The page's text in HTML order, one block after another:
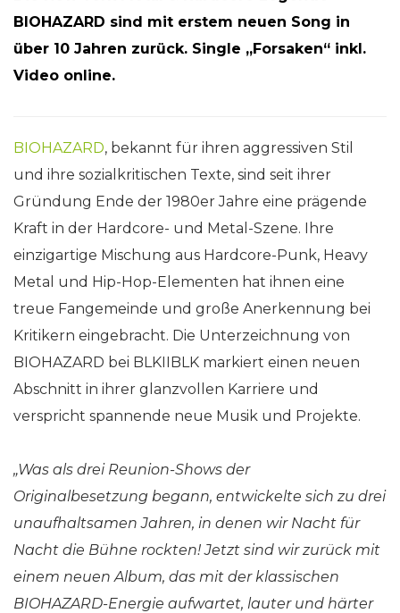
BIOHAZARD sind mit erstem neuen Song in
über 10 Jahren zurück. Single „Forsaken“ inkl.
Video online.
BIOHAZARD, bekannt für ihren aggressiven Stil
und ihre sozialkritischen Texte, sind seit ihrer
Gründung Ende der 1980er Jahre eine prägende
Kraft in der Hardcore- und Metal-Szene. Ihre
einzigartige Mischung aus Hardcore-Punk, Heavy
Metal und Hip-Hop-Elementen hat ihnen eine
treue Fangemeinde und große Anerkennung bei
Kritikern eingebracht. Die Unterzeichnung von
BIOHAZARD bei BLKIIBLK markiert einen neuen
Abschnitt in ihrer glanzvollen Karriere und
verspricht spannende neue Musik und Projekte.
„Was als drei Reunion-Shows der
Originalbesetzung begann, entwickelte sich zu drei
unaufhaltsamen Jahren, in denen wir Nacht für
Nacht die Bühne rockten! Jetzt sind wir zurück mit
einem neuen Album, das mit der klassischen
BIOHAZARD-Energie aufwartet, lauter und härter